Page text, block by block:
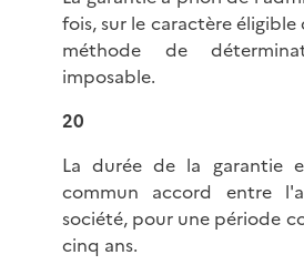
fois, sur le caractère
méthode de
imposable.
20
La durée de la garantie
commun accord entre
société, pour une période
cinq ans.